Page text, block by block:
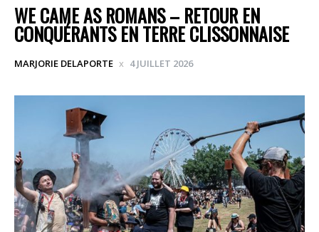
WE CAME AS ROMANS – RETOUR EN
CONQUÉRANTS EN TERRE CLISSONNAISE
MARJORIE DELAPORTE 4 JUILLET 2026